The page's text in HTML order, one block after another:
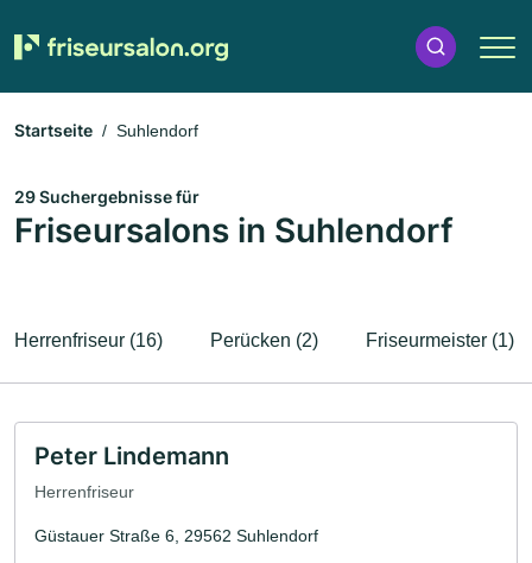
Startseite Suhlendorf
29 Suchergebnisse für
Friseursalons in Suhlendorf
Herrenfriseur (16) Perücken (2) Friseurmeister (1)
Peter Lindemann
Herrenfriseur
Güstauer Straße 6, 29562 Suhlendorf